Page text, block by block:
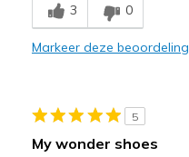
Comfortable
Casual Wear
3 0
Markeer deze beoordeling
5
My wonder shoes